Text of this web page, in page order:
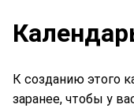
К созданию этого
заранее, чтобы у